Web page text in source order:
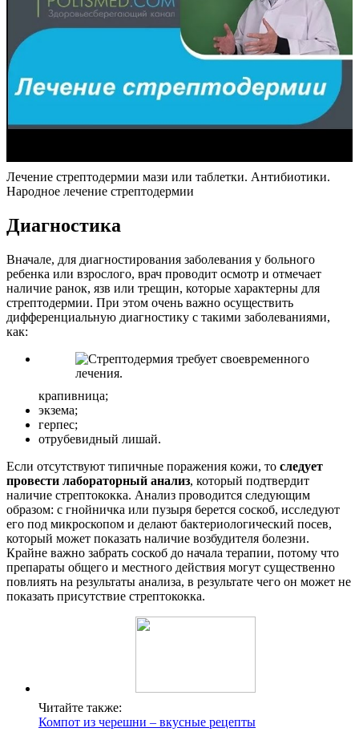
Лечение стрептодермии мази или таблетки. Антибиотики.
Народное лечение стрептодермии
Диагностика
Вначале, для диагностирования заболевания у больного
ребенка или взрослого, врач проводит осмотр и отмечает
наличие ранок, язв или трещин, которые характерны для
стрептодермии. При этом очень важно осуществить
дифференциальную диагностику с такими заболеваниями,
как:
крапивница;
экзема;
герпес;
отрубевидный лишай.
Если отсутствуют типичные поражения кожи, то следует
провести лабораторный анализ, который подтвердит
наличие стрептококка. Анализ проводится следующим
образом: с гнойничка или пузыря берется соскоб, исследуют
его под микроскопом и делают бактериологический посев,
который может показать наличие возбудителя болезни.
Крайне важно забрать соскоб до начала терапии, потому что
препараты общего и местного действия могут существенно
повлиять на результаты анализа, в результате чего он может не
показать присутствие стрептококка.
Читайте также:
Компот из черешни – вкусные рецепты